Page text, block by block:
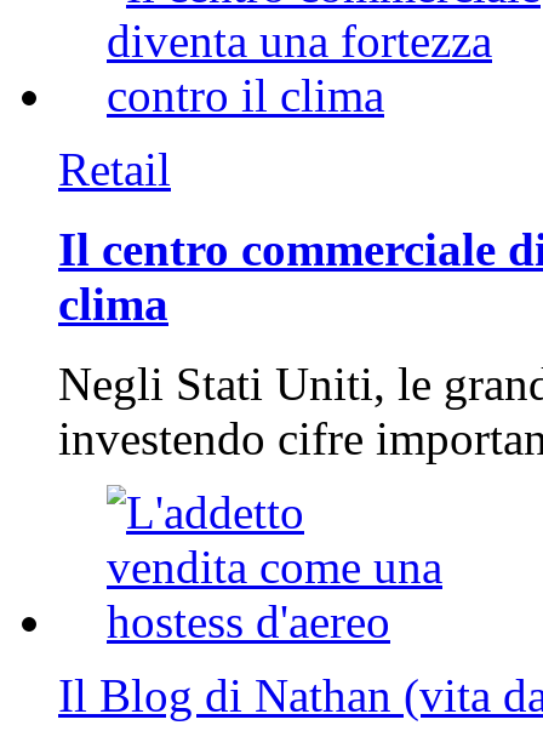
Retail
Il centro commerciale
clima
Negli Stati Uniti, le
investendo cifre
Il Blog di Nathan (vita